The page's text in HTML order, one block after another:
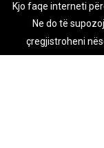
Rreth nesh
Zhurnal.mk është
Kjo faqe interneti
Ne do të
çregjistroheni